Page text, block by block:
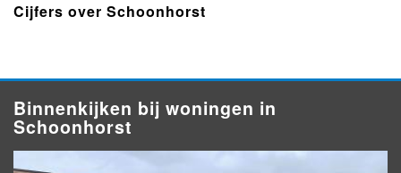
Cijfers over Schoonhorst
Binnenkijken bij woningen in
Schoonhorst